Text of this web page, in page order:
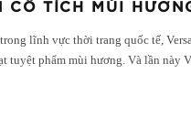
CỔ TÍCH MÙI
lĩnh vực thời trang quốc tế,
tuyệt phẩm mùi hương. Và lần này